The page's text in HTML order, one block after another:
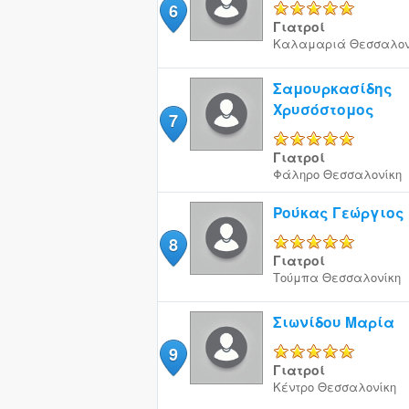
6
Γιατροί
Καλαμαριά
7
Σαμουρκασίδης
Χρυσόστομος
Γιατροί
Φάληρο Θεσσαλονίκη
8
Ρούκας Γεώργιος
Γιατροί
Τούμπα Θεσσαλονίκη
9
Σιωνίδου Μαρία
Γιατροί
Κέντρο Θεσσαλονίκη